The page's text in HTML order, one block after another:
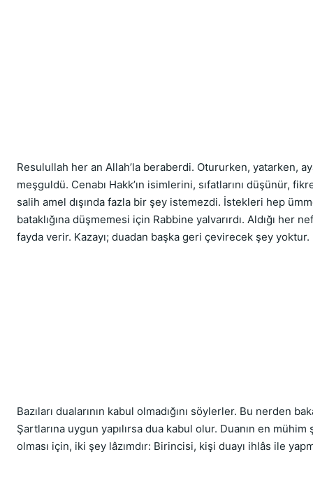
Resulullah her an Allah’la beraberdi. Otururken, yatarken,
meşguldü. Cenabı Hakk’ın isimlerini, sıfatlarını düşünür,
salih amel dışında fazla bir şey istemezdi. İstekleri hep
bataklığına düşmemesi için Rabbine yalvarırdı. Aldığı
fayda verir. Kazayı; duadan başka geri çevirecek şey yoktur.
Bazıları dualarının kabul olmadığını söylerler. Bu nerden
Şartlarına uygun yapılırsa dua kabul olur. Duanın en
olması için, iki şey lâzımdır: Birincisi, kişi duayı ihlâs ile